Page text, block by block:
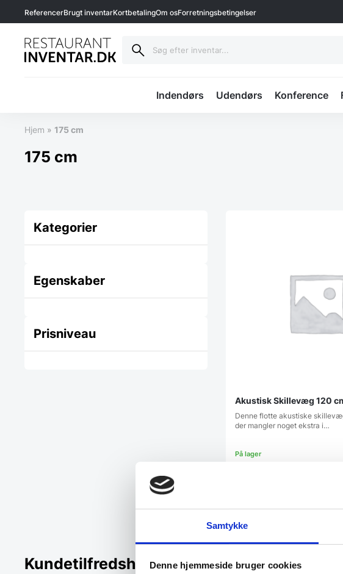
Samtykke
Denne hjemmeside bruger cookies
ReferencerBrugt inventarKortbetalingOm osForretningsbetingelser
Indendørs Udendørs Konference
Hjem » 175 cm
175 cm
Kategorier
Egenskaber
Prisniveau
Akustisk Skillevæg 120
Denne flotte akustiske
der mangler noget ekstra i…
Kundetilfredshed